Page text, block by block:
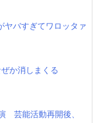
ヤバすぎてワロッタァ
か消しまくる
芸能活動再開後、